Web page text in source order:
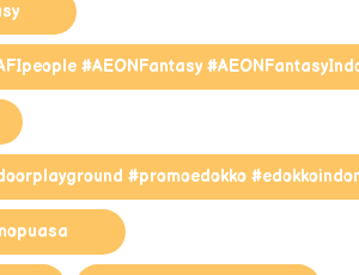
#AEONFantasy
#promoedokko